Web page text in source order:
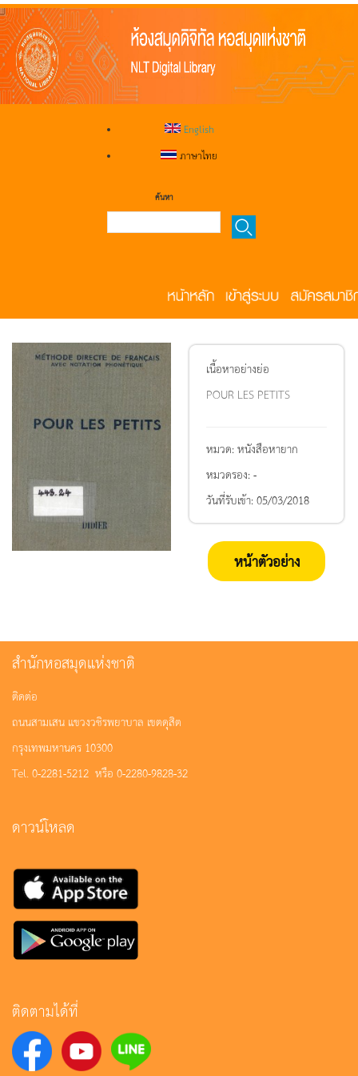
English
ภาษาไทย
ค้นหา
เนื้อหาอย่างย่อ
POUR LES PETITS
หมวด:หนังสือหายาก
หมวดรอง:-
วันที่รับเข้า:05/03/2018
หน้าตัวอย่าง
สำนักหอสมุดแห่งชาติ
ติดต่อ
ถนนสามเสน แขวงวชิรพยาบาล เขตดุสิต
กรุงเทพมหานคร 10300
Tel. 0-2281-5212 หรือ 0-2280-9828-32
ดาวน์โหลด
ติดตามได้ที่